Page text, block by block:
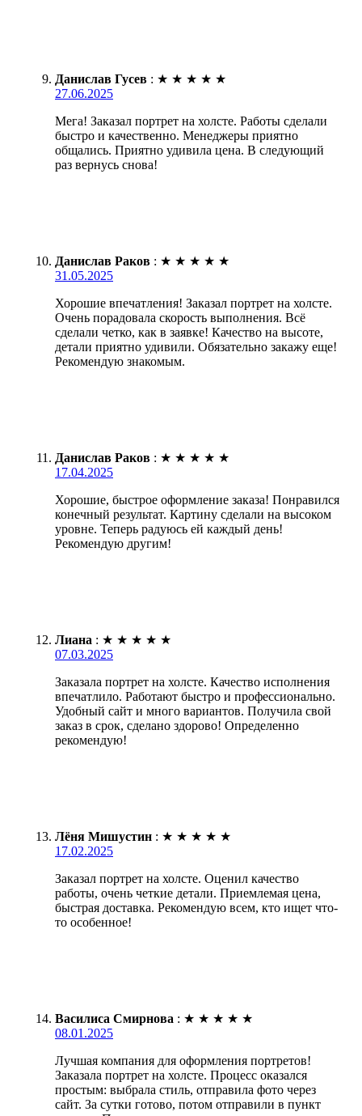
Данислав Гусев : ★ ★ ★ ★ ★
27.06.2025
Мега! Заказал портрет на холсте. Работы сделали
быстро и качественно. Менеджеры приятно
общались. Приятно удивила цена. В следующий
раз вернусь снова!
Данислав Раков : ★ ★ ★ ★ ★
31.05.2025
Хорошие впечатления! Заказал портрет на холсте.
Очень порадовала скорость выполнения. Всё
сделали четко, как в заявке! Качество на высоте,
детали приятно удивили. Обязательно закажу еще!
Рекомендую знакомым.
Данислав Раков : ★ ★ ★ ★ ★
17.04.2025
Хорошие, быстрое оформление заказа! Понравился
конечный результат. Картину сделали на высоком
уровне. Теперь радуюсь ей каждый день!
Рекомендую другим!
Лиана : ★ ★ ★ ★ ★
07.03.2025
Заказала портрет на холсте. Качество исполнения
впечатлило. Работают быстро и профессионально.
Удобный сайт и много вариантов. Получила свой
заказ в срок, сделано здорово! Определенно
рекомендую!
Лёня Мишустин : ★ ★ ★ ★ ★
17.02.2025
Заказал портрет на холсте. Оценил качество
работы, очень четкие детали. Приемлемая цена,
быстрая доставка. Рекомендую всем, кто ищет что-
то особенное!
Василиса Смирнова : ★ ★ ★ ★ ★
08.01.2025
Лучшая компания для оформления портретов!
Заказала портрет на холсте. Процесс оказался
простым: выбрала стиль, отправила фото через
сайт. За сутки готово, потом отправили в пункт